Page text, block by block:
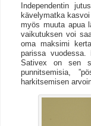
Independentin
kävelymatka
myös muuta apua
vaikutuksen voi
oma maksimi
parissa
Sativex on sen
punnitsemisia,
harkitsemisen